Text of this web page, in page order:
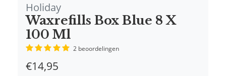
Holiday
Waxrefills Box Blue 8 X
100 Ml
2 beoordelingen
€14,95